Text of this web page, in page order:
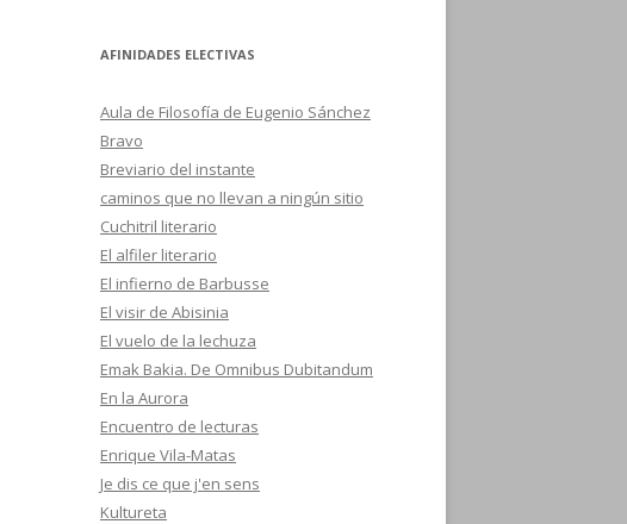
AFINIDADES ELECTIVAS
Aula de Filosofía de Eugenio Sánchez
Bravo
Breviario del instante
caminos que no llevan a ningún sitio
Cuchitril literario
El alfiler literario
El infierno de Barbusse
El visir de Abisinia
El vuelo de la lechuza
Emak Bakia. De Omnibus Dubitandum
En la Aurora
Encuentro de lecturas
Enrique Vila-Matas
Je dis ce que j'en sens
Kultureta